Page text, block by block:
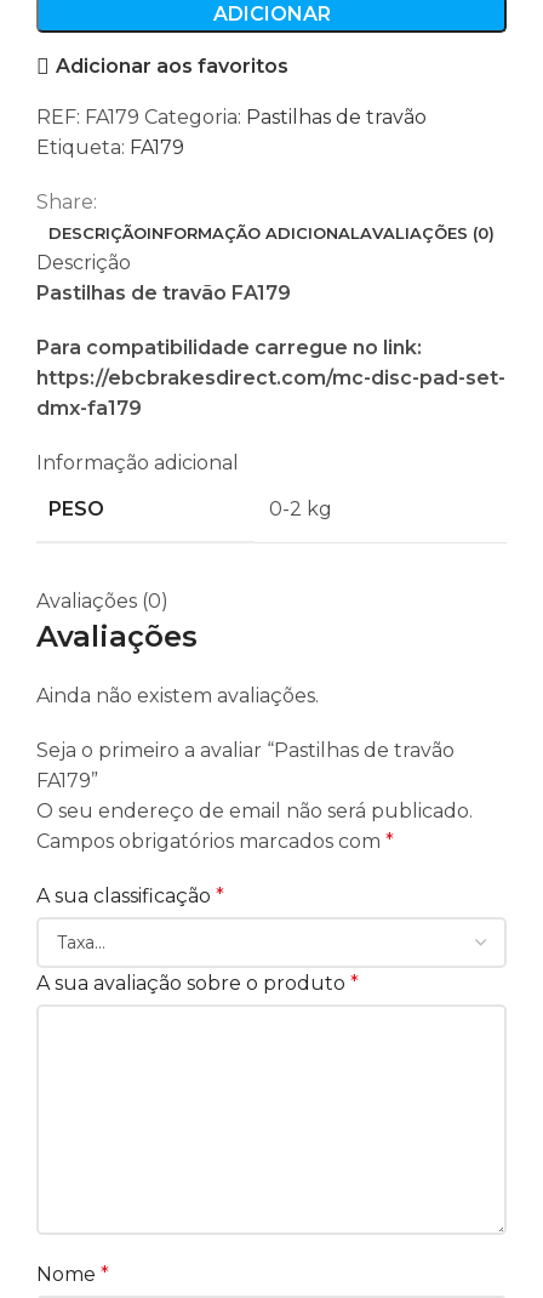
FA179
ADICIONAR
Adicionar aos favoritos
REF: FA179 Categoria: Pastilhas de travão
Etiqueta: FA179
Share:
DESCRIÇÃOINFORMAÇÃO ADICIONALAVALIAÇÕES (0)
Descrição
Pastilhas de travão FA179
Para compatibilidade carregue no link:
https://ebcbrakesdirect.com/mc-disc-pad-set-
dmx-fa179
Informação adicional
PESO
0-2 kg
Avaliações (0)
Avaliações
Ainda não existem avaliações.
Seja o primeiro a avaliar “Pastilhas de travão
FA179”
O seu endereço de email não será publicado.
Campos obrigatórios marcados com *
A sua classificação *
A sua avaliação sobre o produto *
Nome *